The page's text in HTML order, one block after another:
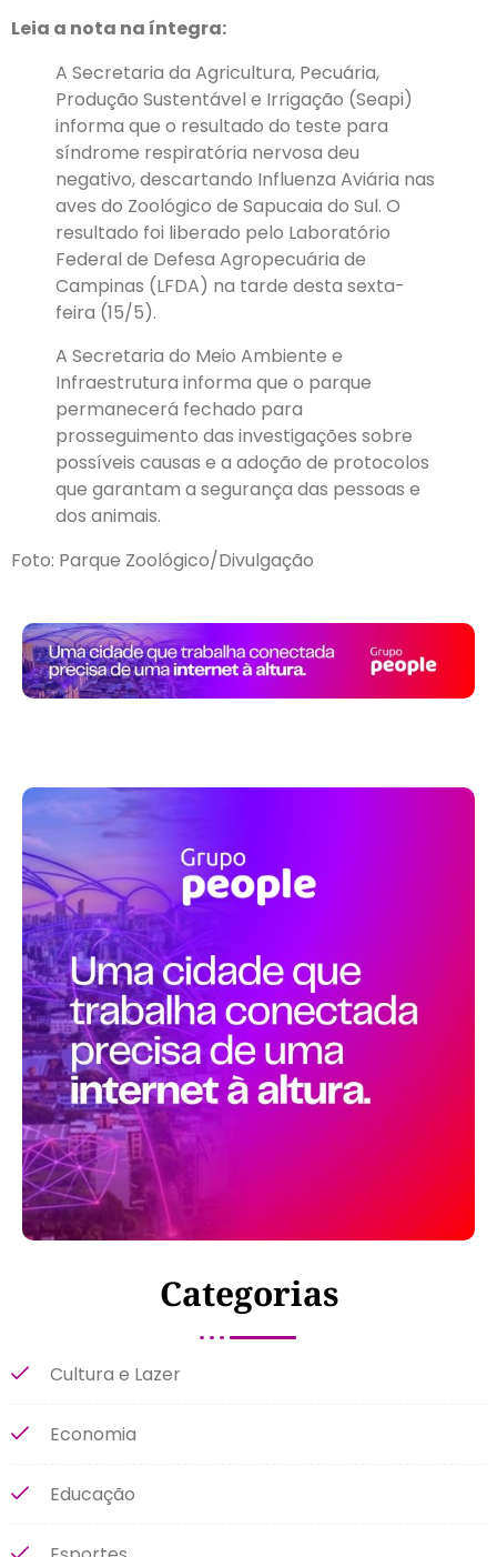
Leia a nota na íntegra:
A Secretaria da Agricultura, Pecuária,
Produção Sustentável e Irrigação (Seapi)
informa que o resultado do teste para
síndrome respiratória nervosa deu
negativo, descartando Influenza Aviária nas
aves do Zoológico de Sapucaia do Sul. O
resultado foi liberado pelo Laboratório
Federal de Defesa Agropecuária de
Campinas (LFDA) na tarde desta sexta-
feira (15/5).
A Secretaria do Meio Ambiente e
Infraestrutura informa que o parque
permanecerá fechado para
prosseguimento das investigações sobre
possíveis causas e a adoção de protocolos
que garantam a segurança das pessoas e
dos animais.
Foto: Parque Zoológico/Divulgação
Categorias
Cultura e Lazer
Economia
Educação